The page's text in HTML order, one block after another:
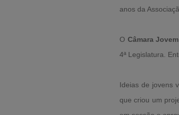
anos da
O Câmara Jovem
4ª Legislatura.
Ideias de jovens
que criou um